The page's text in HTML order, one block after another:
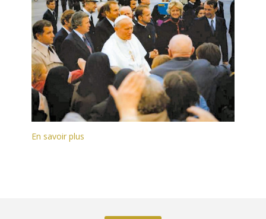
En savoir plus